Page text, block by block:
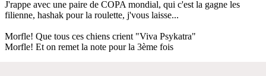
J'rappe avec une paire de COPA mondial, qui c'est la gagne les
filienne, hashak pour la roulette, j'vous laisse...
Morfle! Que tous ces chiens crient "Viva Psykatra"
Morfle! Et on remet la note pour la 3ème fois